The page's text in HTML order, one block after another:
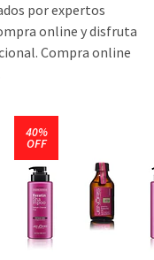
por expertos
online y disfruta
Compra online
40%
OFF